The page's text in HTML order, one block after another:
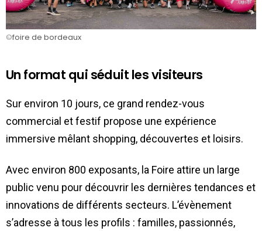
©️foire de bordeaux
Un format qui séduit les visiteurs
Sur environ 10 jours, ce grand rendez-vous
commercial et festif propose une expérience
immersive mêlant shopping, découvertes et loisirs.
Avec environ 800 exposants, la Foire attire un large
public venu pour découvrir les dernières tendances et
innovations de différents secteurs. L’évènement
s’adresse à tous les profils : familles, passionnés,